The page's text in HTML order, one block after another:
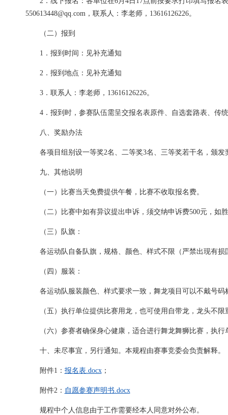
550613448@qq.com，联系人：李老师，13616126226。
（二）报到
1．报到时间：见补充通知
2．报到地点：见补充通知
3．联系人：李老师，13616126226。
4．报到时，参赛队伍需呈交报名表原件、自选套路表、传
八、奖励办法
各项目组别设一等奖2名、二等奖3名、三等奖若干名，颁发
九、其他说明
（一）比赛当天免费提供午餐，比赛不收取报名费。
（二）比赛中如有异议提出申诉，须交纳申诉费500元，如
（三）队旗：
各运动队自备队旗，规格、颜色、样式不限（严禁出现有
（四）服装：
各运动队服装颜色、样式要求一致，舞龙项目可以不戴号码
（五）执行单位提供比赛用龙，也可使用自带龙，龙头不限
（六）参赛者确保身心健康，适合进行舞龙舞狮比赛，执
十、未尽事宜，另行通知。本规程由赛事竞委会负责解释。
附件1： 报名表.docx；
附件2： 自愿参赛声明书.docx
规程中个人信息由于工作需要经本人同意对外公布。